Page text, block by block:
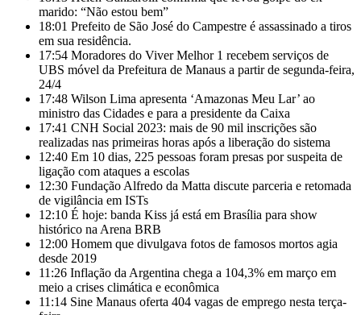
marido: “Não estou bem”
18:01 Prefeito de São José do Campestre é assassinado a tiros
em sua residência.
17:54 Moradores do Viver Melhor 1 recebem serviços de
UBS móvel da Prefeitura de Manaus a partir de segunda-feira,
24/4
17:48 Wilson Lima apresenta ‘Amazonas Meu Lar’ ao
ministro das Cidades e para a presidente da Caixa
17:41 CNH Social 2023: mais de 90 mil inscrições são
realizadas nas primeiras horas após a liberação do sistema
12:40 Em 10 dias, 225 pessoas foram presas por suspeita de
ligação com ataques a escolas
12:30 Fundação Alfredo da Matta discute parceria e retomada
de vigilância em ISTs
12:10 É hoje: banda Kiss já está em Brasília para show
histórico na Arena BRB
12:00 Homem que divulgava fotos de famosos mortos agia
desde 2019
11:26 Inflação da Argentina chega a 104,3% em março em
meio a crises climática e econômica
11:14 Sine Manaus oferta 404 vagas de emprego nesta terça-